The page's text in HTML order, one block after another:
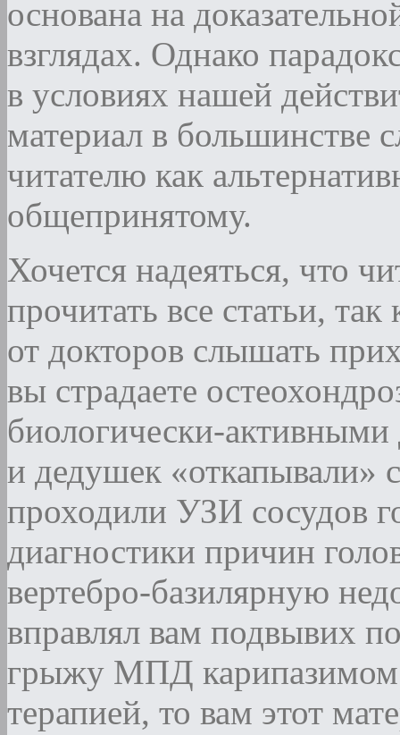
основана на
взглядах. Однако
в условиях нашей
материал в большинстве
читателю как
общепринятому.
Хочется надеяться, что
прочитать все статьи,
от докторов слышать
вы страдаете
биологически-
и дедушек «откапывали»
проходили УЗИ сосудов
диагностики причин
вертебро-базилярную
вправлял вам подвывих
грыжу МПД карипазимом
терапией, то вам этот